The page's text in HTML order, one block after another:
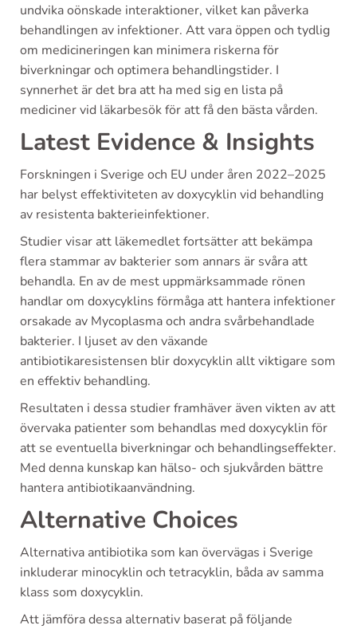
undvika oönskade interaktioner, vilket kan påverka
behandlingen av infektioner. Att vara öppen och tydlig
om medicineringen kan minimera riskerna för
biverkningar och optimera behandlingstider. I
synnerhet är det bra att ha med sig en lista på
mediciner vid läkarbesök för att få den bästa vården.
Latest Evidence & Insights
Forskningen i Sverige och EU under åren 2022–2025
har belyst effektiviteten av doxycyklin vid behandling
av resistenta bakterieinfektioner.
Studier visar att läkemedlet fortsätter att bekämpa
flera stammar av bakterier som annars är svåra att
behandla. En av de mest uppmärksammade rönen
handlar om doxycyklins förmåga att hantera infektioner
orsakade av Mycoplasma och andra svårbehandlade
bakterier. I ljuset av den växande
antibiotikaresistensen blir doxycyklin allt viktigare som
en effektiv behandling.
Resultaten i dessa studier framhäver även vikten av att
övervaka patienter som behandlas med doxycyklin för
att se eventuella biverkningar och behandlingseffekter.
Med denna kunskap kan hälso- och sjukvården bättre
hantera antibiotikaanvändning.
Alternative Choices
Alternativa antibiotika som kan övervägas i Sverige
inkluderar minocyklin och tetracyklin, båda av samma
klass som doxycyklin.
Att jämföra dessa alternativ baserat på följande